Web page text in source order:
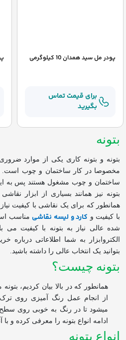
پودر مل سید همدان 10 کیلوگرمی
برای قیمت تماس
بگیرید
بتونه
بتونه و بتونه کاری یکی از موارد
مخصوصا در کار ساختمان و چوب است.
ساختمان و چوب مشغول هستند پس به این
بتونه نیز همانند بسیاری از ابزار
همانطور که برای یک نقاشی با کیفیت
با کیفیت و کارد و لیسه نقاشی مناسب
شده عالی نیاز به بتونه با کیفیت
الکتروابزار به شما اطلاعاتی درباره
بتوانید یک انتخاب عالی را داشته باشید.
بتونه چیست؟
همانطور که در بالا بیان کردیم،
از انجام عمل رنگ آمیزی روی
میشود تا در رنگ به خوبی روی
ادامه انواع بتونه را معرفی کرده و با
انواع بتونه